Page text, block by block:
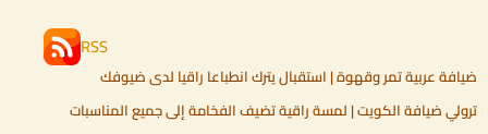
RSS
ضيافة عربية تمر وقهوة | استقبال يترك انطباعا راقيا لدى ضيوفك
ترولي ضيافة الكويت | لمسة راقية تضيف الفخامة إلى جميع المناسبات